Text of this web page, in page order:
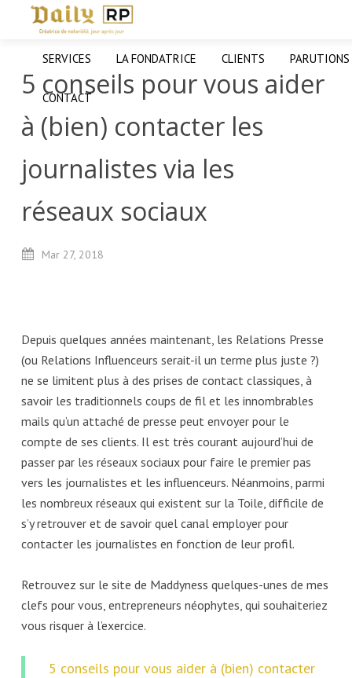
SERVICES LA FONDATRICE CLIENTS PARUTIONS
CONTACT
5 conseils pour vous aider
à (bien) contacter les
journalistes via les
réseaux sociaux
Mar 27, 2018
Depuis quelques années maintenant, les Relations Presse
(ou Relations Influenceurs serait-il un terme plus juste ?)
ne se limitent plus à des prises de contact classiques, à
savoir les traditionnels coups de fil et les innombrables
mails qu’un attaché de presse peut envoyer pour le
compte de ses clients. Il est très courant aujourd’hui de
passer par les réseaux sociaux pour faire le premier pas
vers les journalistes et les influenceurs. Néanmoins, parmi
les nombreux réseaux qui existent sur la Toile, difficile de
s’y retrouver et de savoir quel canal employer pour
contacter les journalistes en fonction de leur profil.
Retrouvez sur le site de Maddyness quelques-unes de mes
clefs pour vous, entrepreneurs néophytes, qui souhaiteriez
vous risquer à l’exercice.
5 conseils pour vous aider à (bien) contacter